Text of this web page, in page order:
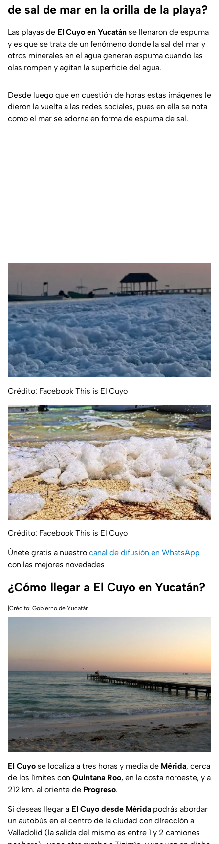
de sal de mar en la orilla de la playa?
Las playas de El Cuyo en Yucatán se llenaron de espuma
y es que se trata de un fenómeno donde la sal del mar y
otros minerales en el agua generan espuma cuando las
olas rompen y agitan la superficie del agua.
Desde luego que en cuestión de horas estas imágenes le
dieron la vuelta a las redes sociales, pues en ella se nota
como el mar se adorna en forma de espuma de sal.
Crédito: Facebook This is El Cuyo
Crédito: Facebook This is El Cuyo
Únete gratis a nuestro canal de difusión en WhatsApp
con las mejores novedades
¿Cómo llegar a El Cuyo en Yucatán?
|Crédito: Gobierno de Yucatán
El Cuyo se localiza a tres horas y media de Mérida, cerca
de los límites con Quintana Roo, en la costa noroeste, y a
212 km. al oriente de Progreso.
Si deseas llegar a El Cuyo desde Mérida podrás abordar
un autobús en el centro de la ciudad con dirección a
Valladolid (la salida del mismo es entre 1 y 2 camiones